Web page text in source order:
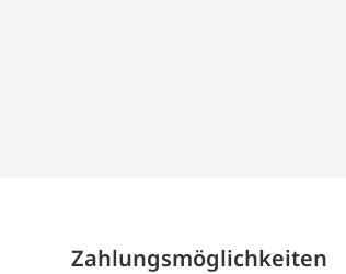
Zahlungs­möglich­keiten